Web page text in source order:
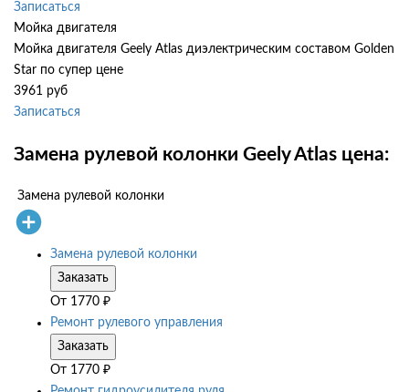
Записаться
Мойка двигателя
Мойка двигателя Geely Atlas диэлектрическим составом Golden
Star по супер цене
3961 руб
Записаться
Замена рулевой колонки Geely Atlas цена:
Замена рулевой колонки
Замена рулевой колонки
Заказать
От 1770 ₽
Ремонт рулевого управления
Заказать
От 1770 ₽